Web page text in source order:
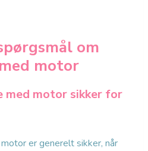
om
motor
med motor sikker for
er generelt sikker, når